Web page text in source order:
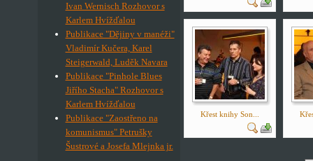
Ivan Wernisch Rozhovor s
Karlem Hvížďalou
Publikace "Dějiny v manéži"
Vladimír Kučera, Karel
Steigerwald, Luděk Navara
Publikace "Pinhole Blues
Jiřího Stacha" Rozhovor s
Karlem Hvížďalou
Publikace "Zaostřeno na
komunismus" Petrušky
Šustrové a Josefa Mlejnka jr.
Křest knihy Son...